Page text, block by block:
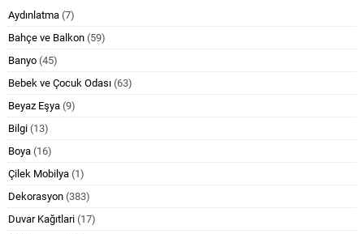
Aydınlatma (7)
Bahçe ve Balkon (59)
Banyo (45)
Bebek ve Çocuk Odası (63)
Beyaz Eşya (9)
Bilgi (13)
Boya (16)
Çilek Mobilya (1)
Dekorasyon (383)
Duvar Kağıtlari (17)